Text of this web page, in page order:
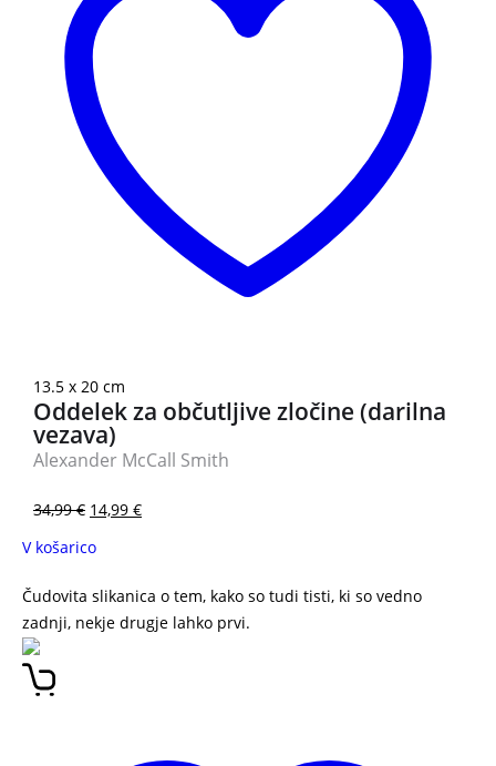
13.5 x 20 cm
Oddelek za občutljive zločine (darilna
vezava)
Alexander McCall Smith
34,99€ 14,99 €
V košarico
Čudovita slikanica o tem, kako so tudi tisti, ki so vedno
zadnji, nekje drugje lahko prvi.